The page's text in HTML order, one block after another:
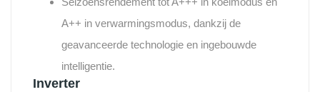
A++ in verwarmingsmodus, dankzij de
geavanceerde technologie en ingebouwde
intelligentie.
Inverter